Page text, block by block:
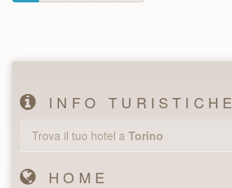
INFO TURISTICHE
Trova il tuo hotel a Torino
HOME